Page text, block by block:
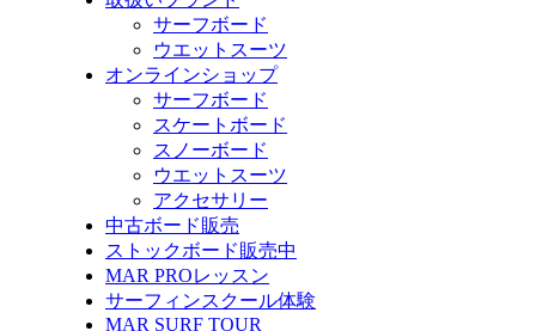
サーフボード
ウエットスーツ
オンラインショップ
サーフボード
スケートボード
スノーボード
ウエットスーツ
アクセサリー
中古ボード販売
ストックボード販売中
MAR PROレッスン
サーフィンスクール体験
MAR SURF TOUR